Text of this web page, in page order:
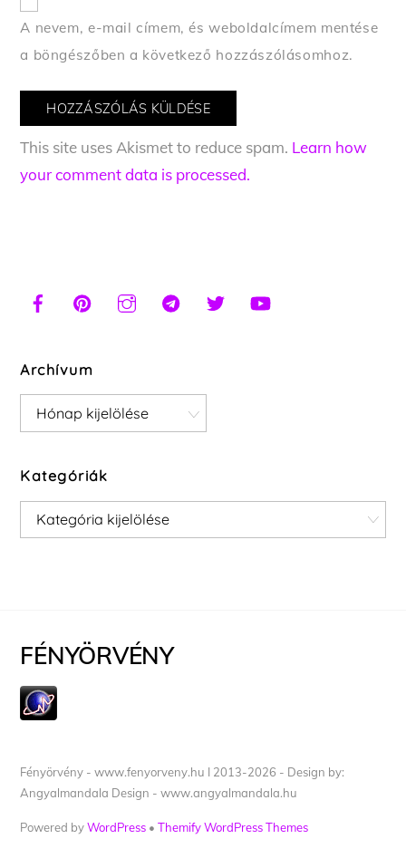
A nevem, e-mail címem, és weboldalcímem mentése
a böngészőben a következő hozzászólásomhoz.
This site uses Akismet to reduce spam. Learn how
your comment data is processed.
Archívum
Archívum
Kategóriák
Kategóriák
FÉNYÖRVÉNY
Fényörvény - www.fenyorveny.hu I 2013-2026 - Design by:
Angyalmandala Design - www.angyalmandala.hu
Powered byWordPress •Themify WordPress Themes